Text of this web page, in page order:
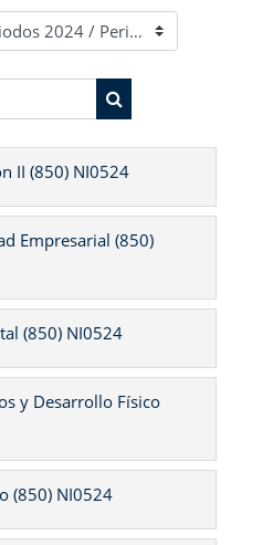
Buscar cursos
II (850) NI0524
Empresarial (850)
(850) NI0524
y Desarrollo Físico
(850) NI0524